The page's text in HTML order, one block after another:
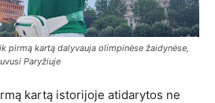
pirmą kartą dalyvauja olimpinėse žaidynėse,
Paryžiuje
kartą istorijoje atidarytos ne